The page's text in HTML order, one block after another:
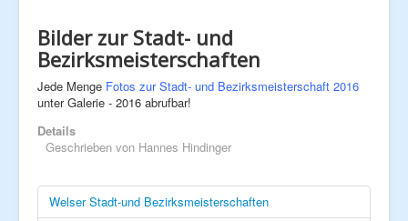
Bilder zur Stadt- und
Bezirksmeisterschaften
Jede Menge Fotos zur Stadt- und Bezirksmeisterschaft 2016
unter Galerie - 2016 abrufbar!
Details
Geschrieben von Hannes Hindinger
Welser Stadt-und Bezirksmeisterschaften